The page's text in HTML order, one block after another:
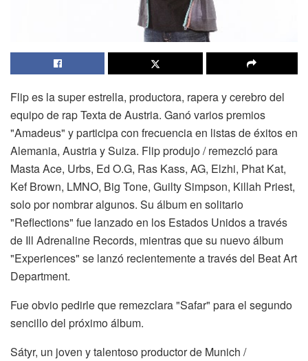
Flip es la super estrella, productora, rapera y cerebro del
equipo de rap Texta de Austria. Ganó varios premios
"Amadeus" y participa con frecuencia en listas de éxitos en
Alemania, Austria y Suiza. Flip produjo / remezcló para
Masta Ace, Urbs, Ed O.G, Ras Kass, AG, Elzhi, Phat Kat,
Kef Brown, LMNO, Big Tone, Guilty Simpson, Killah Priest,
solo por nombrar algunos. Su álbum en solitario
"Reflections" fue lanzado en los Estados Unidos a través
de Ill Adrenaline Records, mientras que su nuevo álbum
"Experiences" se lanzó recientemente a través del Beat Art
Department.
Fue obvio pedirle que remezclara "Safar" para el segundo
sencillo del próximo álbum.
Sátyr, un joven y talentoso productor de Munich /